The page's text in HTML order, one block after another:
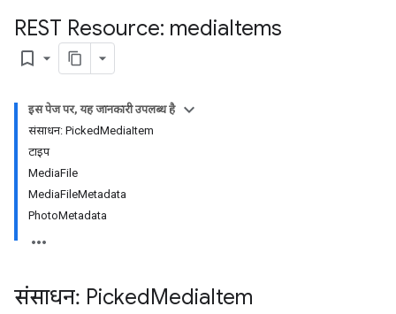
REST Resource: mediaItems
bookmark_border
इस पेज पर, यह जानकारी उपलब्ध है
संसाधन: PickedMediaItem
टाइप
MediaFile
MediaFileMetadata
PhotoMetadata
संसाधन: PickedMediaItem